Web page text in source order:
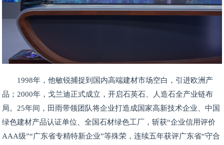
1998年，他敏锐捕捉到国内高端建材市场空白，引进欧洲产
品；2000年，戈兰迪正式成立，开启石英石、人造石全产业链布
局。25年间，田雨带领团队将企业打造成国家高新技术企业、中国
绿色建材产品认证单位、全国石材绿色工厂，斩获“企业信用评价
AAA级”“广东省专精特新企业”等殊荣，连续五年获评广东省“守合